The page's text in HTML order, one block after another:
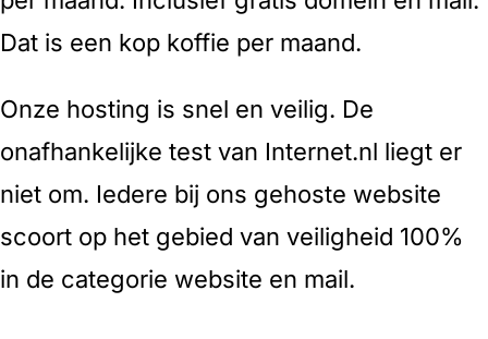
Dat is een kop koffie per maand.
Onze hosting is snel en veilig. De
onafhankelijke test van Internet.nl liegt er
niet om. Iedere bij ons gehoste website
scoort op het gebied van veiligheid 100%
in de categorie website en mail.